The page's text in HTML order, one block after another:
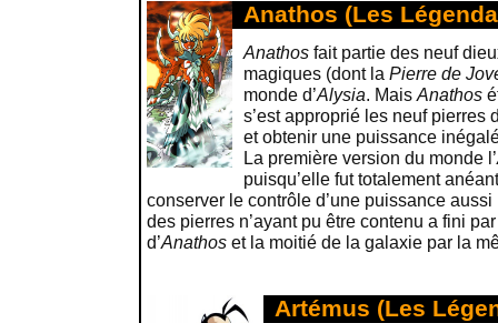
Anathos (Les
Anathos fait partie des neuf
magiques (dont la Pierre de
monde d’Alysia. Mais Anathos
s’est approprié les neuf pierres
et obtenir une puissance
La première version du monde l’
puisqu’elle fut totalement
conserver le contrôle d’une puissance
des pierres n’ayant pu être contenu a fini
d’Anathos et la moitié de la galaxie par la
Artémus (Les